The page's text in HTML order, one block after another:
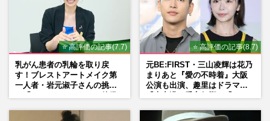
⭐ 高評価の記事(7.7)
乳がん患者の乳輪を取り戻
す！ブレストアートメイク第
一人者・岩元淑子さんの挑戦
⭐ 高評価の記事(8.7)
元BE:FIRST・三山凌輝は花乃
まりあと『愛の不時着』大阪
公演も出演、趣里はドラマ